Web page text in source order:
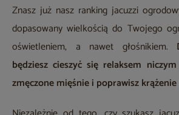
Znasz już nasz ranking jacuzzi
dopasowany wielkością do Twojego
oświetleniem, a nawet głośnikiem.
będziesz cieszyć się relaksem
zmęczone mięśnie i poprawisz